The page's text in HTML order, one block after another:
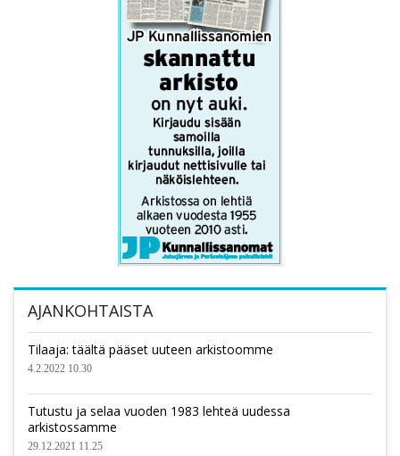
AJANKOHTAISTA
Tilaaja: täältä pääset uuteen arkistoomme
4.2.2022 10.30
Tutustu ja selaa vuoden 1983 lehteä uudessa
arkistossamme
29.12.2021 11.25